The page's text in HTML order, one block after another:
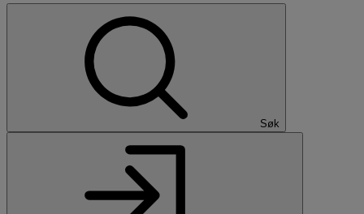
Søk